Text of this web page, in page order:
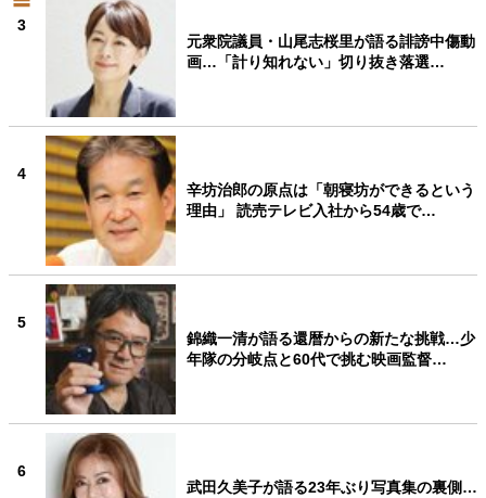
3
元衆院議員・山尾志桜里が語る誹謗中傷動
画…「計り知れない」切り抜き落選…
4
辛坊治郎の原点は「朝寝坊ができるという
理由」 読売テレビ入社から54歳で…
5
錦織一清が語る還暦からの新たな挑戦…少
年隊の分岐点と60代で挑む映画監督…
6
武田久美子が語る23年ぶり写真集の裏側…